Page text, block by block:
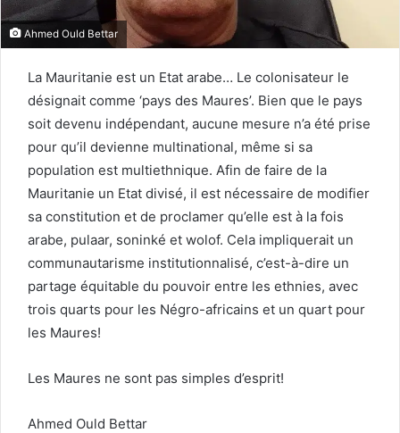
Ahmed Ould Bettar
La Mauritanie est un Etat arabe… Le colonisateur le
désignait comme ‘pays des Maures’. Bien que le pays
soit devenu indépendant, aucune mesure n’a été prise
pour qu’il devienne multinational, même si sa
population est multiethnique. Afin de faire de la
Mauritanie un Etat divisé, il est nécessaire de modifier
sa constitution et de proclamer qu’elle est à la fois
arabe, pulaar, soninké et wolof. Cela impliquerait un
communautarisme institutionnalisé, c’est-à-dire un
partage équitable du pouvoir entre les ethnies, avec
trois quarts pour les Négro-africains et un quart pour
les Maures!
Les Maures ne sont pas simples d’esprit!
Ahmed Ould Bettar